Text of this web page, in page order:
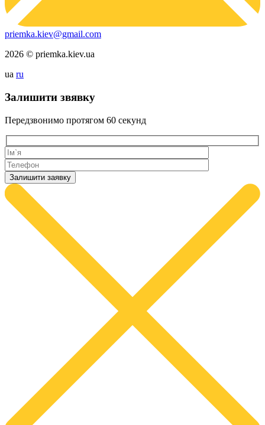
priemka.kiev@gmail.com
2026 © priemka.kiev.ua
ua ru
Залишити звявку
Передзвонимо протягом 60 секунд